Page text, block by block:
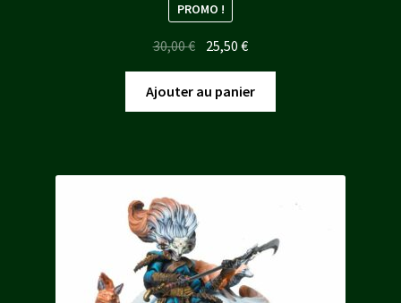
PROMO !
30,00€ Le
prix
initial
était :
25,50€Le
prix
actuel
est :
Ajouter au panier